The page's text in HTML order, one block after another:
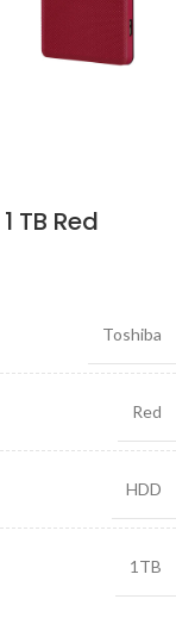
TB Red
Toshiba
Red
HDD
1TB